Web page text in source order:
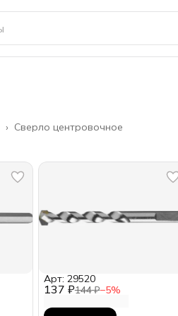
Сверло центровочное
›
137 ₽144 ₽−5%
Арт: 29520